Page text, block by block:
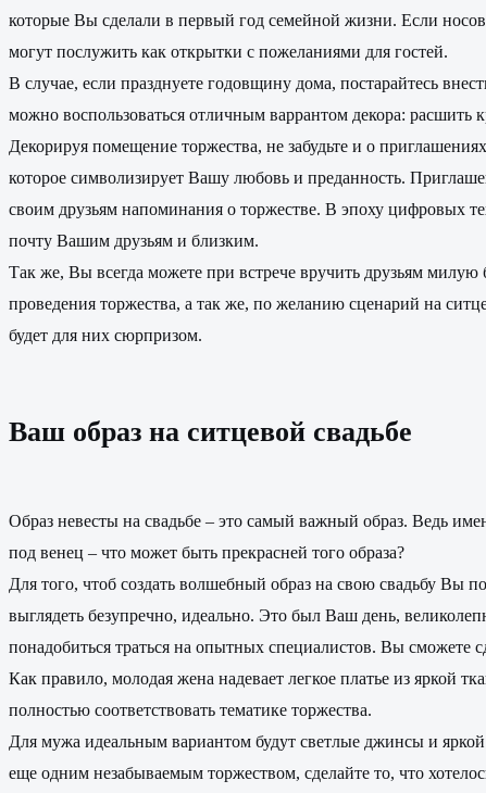
которые Вы сделали в первый год семейной жизни. Если
могут послужить как открытки с пожеланиями для гостей.
В случае, если празднуете годовщину дома, постарайтесь
можно воспользоваться отличным варрантом декора:
Декорируя помещение торжества, не забудьте и о
которое символизирует Вашу любовь и преданность.
своим друзьям напоминания о торжестве. В эпоху цифровых
почту Вашим друзьям и близким.
Так же, Вы всегда можете при встрече вручить друзьям
проведения торжества, а так же, по желанию сценарий на
будет для них сюрпризом.
Ваш образ на ситцевой свадьбе
Образ невесты на свадьбе – это самый важный образ. Ведь
под венец – что может быть прекрасней того образа?
Для того, чтоб создать волшебный образ на свою свадьбу Вы
выглядеть безупречно, идеально. Это был Ваш день,
понадобиться траться на опытных специалистов. Вы сможете
Как правило, молодая жена надевает легкое платье из яркой
полностью соответствовать тематике торжества.
Для мужа идеальным вариантом будут светлые джинсы и
еще одним незабываемым торжеством, сделайте то, что